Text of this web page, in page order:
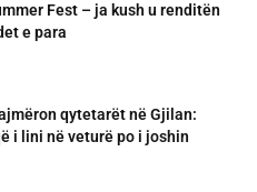
Fest – ja kush u renditën
e para
qytetarët në Gjilan:
i lini në veturë po i joshin